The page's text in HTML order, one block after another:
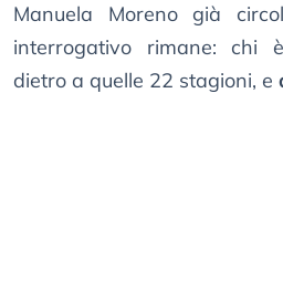
Manuela Moreno già
interrogativo rimane: chi
dietro a quelle 22 stagioni, e